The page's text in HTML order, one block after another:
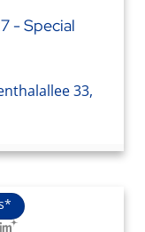
- Special
33,